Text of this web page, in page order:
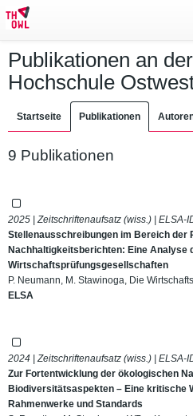
Publikationen an
Hochschule
Startseite Publikationen
9 Publikationen
2025 | Zeitschriftenaufsatz (wiss.) | ELSA-
Stellenausschreibungen im Bereich der
Nachhaltigkeitsberichten: Eine Analyse
Wirtschaftsprüfungsgesellschaften
P. Neumann, M. Stawinoga, Die
ELSA
2024 | Zeitschriftenaufsatz (wiss.) | ELSA-
Zur Fortentwicklung der ökologischen
Biodiversitätsaspekten – Eine kritische
Rahmenwerke und Standards